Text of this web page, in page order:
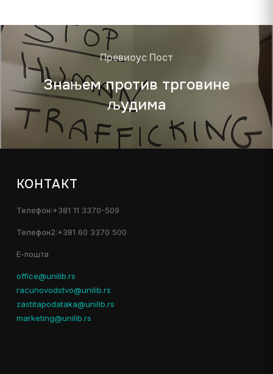
Превиоус Пост
Знањем против трговине
људима
КОНТАКТ
Телефон:+381 11 3370-509
Телефон2:+381 60 3370 500
Е-пошта
office@unilib.rs
racunovodstvo@unilib.rs
zastitapodataka@unilib.rs
marketing@unilib.rs